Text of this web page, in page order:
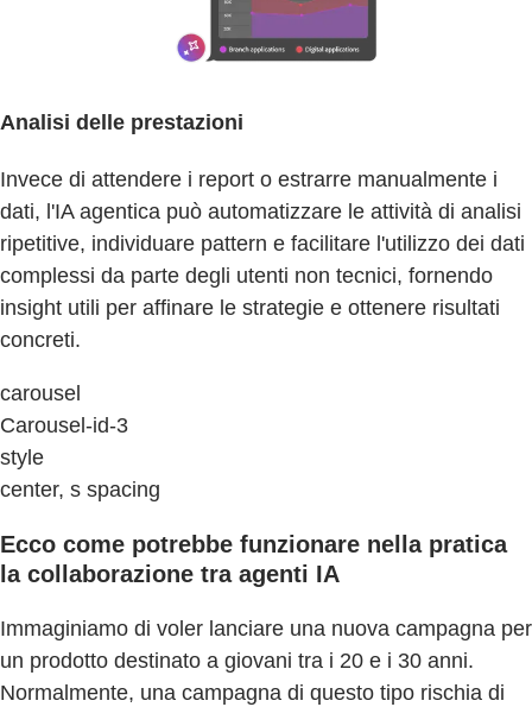
Analisi delle prestazioni
Invece di attendere i report o estrarre manualmente i
dati, l'IA agentica può automatizzare le attività di analisi
ripetitive, individuare pattern e facilitare l'utilizzo dei dati
complessi da parte degli utenti non tecnici, fornendo
insight utili per affinare le strategie e ottenere risultati
concreti.
carousel
Carousel-id-3
style
center, s spacing
Ecco come potrebbe funzionare nella pratica
la collaborazione tra agenti IA
Immaginiamo di voler lanciare una nuova campagna per
un prodotto destinato a giovani tra i 20 e i 30 anni.
Normalmente, una campagna di questo tipo rischia di